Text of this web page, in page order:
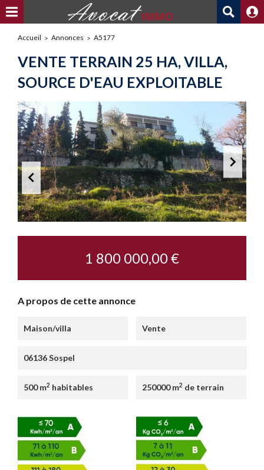
Accueil Annonces A5177
VENTE TERRAIN 25 HA, VILLA,
SOURCE D'EAU EXPLOITABLE
1 800 000,00 €
A propos de cette annonce
Maison/villa Vente
06136 Sospel
500 m2 habitables 250000 m2 de terrain